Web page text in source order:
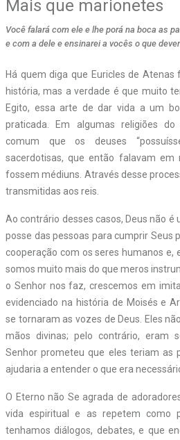
Mais que marionetes
Você falará com ele e lhe porá na boca as
e com a dele e ensinarei a vocês o que
Há quem diga que Euricles de
história, mas a verdade é que muito
Egito, essa arte de dar vida a um
praticada. Em algumas religiões
comum que os deuses
sacerdotisas, que então falavam em
fossem médiuns. Através desse
transmitidas aos reis.
Ao contrário desses casos, Deus não é
posse das pessoas para cumprir Seus
cooperação com os seres humanos e,
somos muito mais do que meros
o Senhor nos faz, crescemos em
evidenciado na história de Moisés e
se tornaram as vozes de Deus. Eles
mãos divinas; pelo contrário, eram
Senhor prometeu que eles teriam as
ajudaria a entender o que era
O Eterno não Se agrada de
vida espiritual e as repetem como
tenhamos diálogos, debates, e que